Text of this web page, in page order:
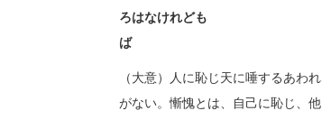
ろはなけれども 弥
ば 功
（大意）人に恥じ天に
がない。慚愧とは、自己に恥じ、